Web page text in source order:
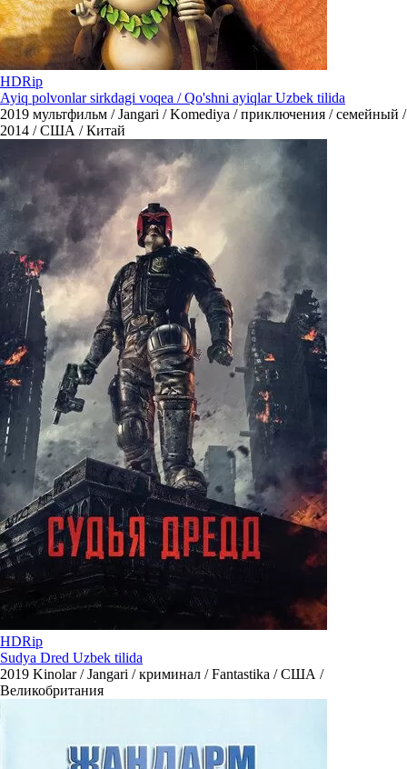
HDRip
Ayiq polvonlar sirkdagi voqea / Qo'shni ayiqlar Uzbek tilida
2019 мультфильм / Jangari / Komediya / приключения / семейный /
2014 / США / Китай
HDRip
Sudya Dred Uzbek tilida
2019 Kinolar / Jangari / криминал / Fantastika / США /
Великобритания